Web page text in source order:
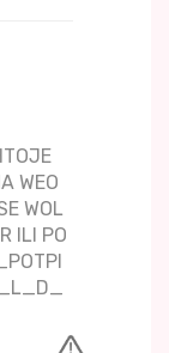
WEO
WOL
ILI PO